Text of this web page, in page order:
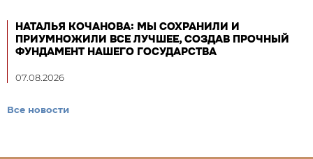
НАТАЛЬЯ КОЧАНОВА: МЫ СОХРАНИЛИ И
ПРИУМНОЖИЛИ ВСЕ ЛУЧШЕЕ, СОЗДАВ ПРОЧНЫЙ
ФУНДАМЕНТ НАШЕГО ГОСУДАРСТВА
07.08.2026
Все новости